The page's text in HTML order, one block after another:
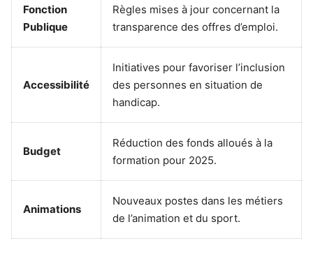
Fonction
Publique
Règles mises à jour concernant la
transparence des offres d’emploi.
Accessibilité
Initiatives pour favoriser l’inclusion
des personnes en situation de
handicap.
Budget
Réduction des fonds alloués à la
formation pour 2025.
Animations
Nouveaux postes dans les métiers
de l’animation et du sport.